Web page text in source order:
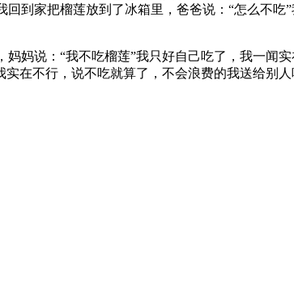
到家把榴莲放到了冰箱里，爸爸说：“怎么不吃
说：“我不吃榴莲”我只好自己吃了，我一闻
在不行，说不吃就算了，不会浪费的我送给别人